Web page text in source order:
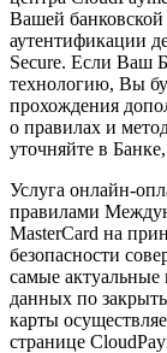
Вашей
аутентификации
Secure. Если Ваш
технологию, Вы
прохождения
о правилах и
уточняйте в
Услуга онлайн-
правилами
MasterCard на
безопасности
самые
данных по
карты
странице